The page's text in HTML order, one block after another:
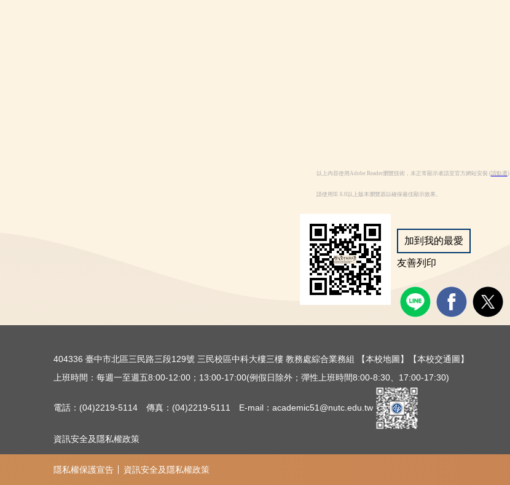
以上內容使用Adobe Reader瀏覽技術，未正常顯示者請至官方網站安裝 (請點選)
請使用IE 6.0以上版本瀏覽器以確保最佳顯示效果。
加到我的最愛
友善列印
404336 臺中市北區三民路三段129號 三民校區中科大樓三樓 教務處綜合業務組 【本校地圖】
【本校交通圖】
上班時間：每週一至週五8:00-12:00；13:00-17:00(例假日除外；彈性上班時間8:00-8:30、17:00-17:30)
電話：(04)2219-5114 傳真：(04)2219-5111 E-mail：academic51@nutc.edu.tw
資訊安全及隱私權政策
隱私權保護宣告 資訊安全及隱私權政策